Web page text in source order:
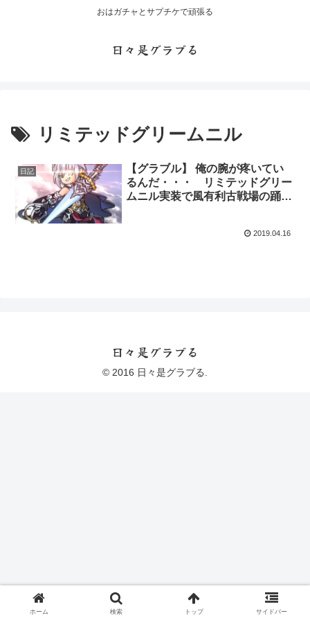
おはガチャとサプチケで頑張る
日々是グラブる
リミテッドグリームニル
日記
【グラブル】 俺の腕が疼いてい
るんだ・・・ リミテッドグリー
ムニル実装で風有利古戦場の踊り
2019.04.16
日々是グラブる
© 2016 日々是グラブる.
ホーム 検索 トップ サイドバー